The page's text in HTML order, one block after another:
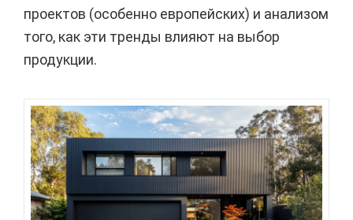
проектов (особенно европейских) и анализом
того, как эти тренды влияют на выбор
продукции.